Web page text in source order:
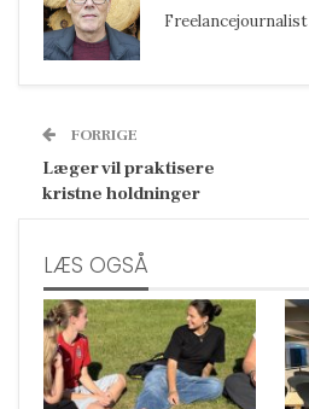
Freelancejournalist
FORRIGE
Læger vil praktisere
kristne holdninger
LÆS OGSÅ